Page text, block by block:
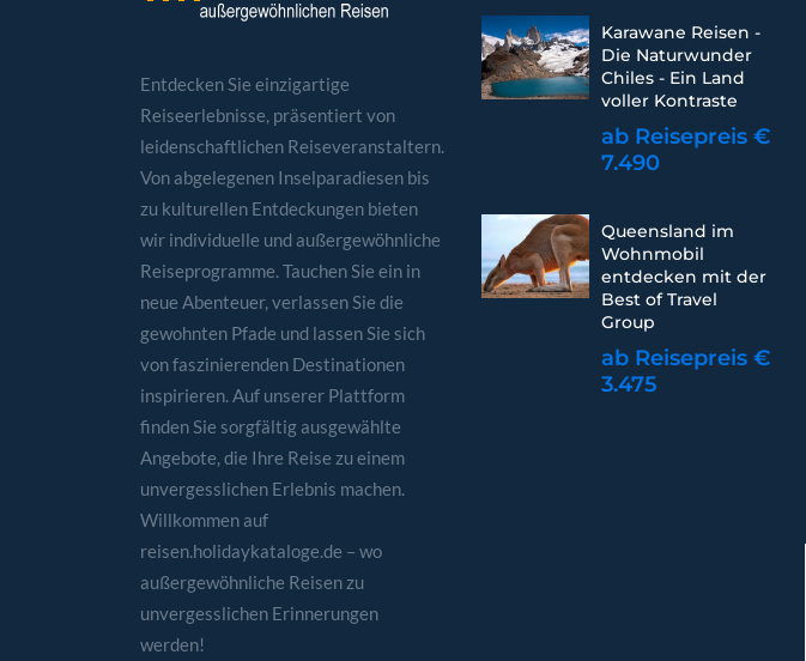
Entdecken Sie einzigartige
Reiseerlebnisse, präsentiert von
leidenschaftlichen Reiseveranstaltern.
Von abgelegenen Inselparadiesen bis
zu kulturellen Entdeckungen bieten
wir individuelle und außergewöhnliche
Reiseprogramme. Tauchen Sie ein in
neue Abenteuer, verlassen Sie die
gewohnten Pfade und lassen Sie sich
von faszinierenden Destinationen
inspirieren. Auf unserer Plattform
finden Sie sorgfältig ausgewählte
Angebote, die Ihre Reise zu einem
unvergesslichen Erlebnis machen.
Willkommen auf
reisen.holidaykataloge.de – wo
außergewöhnliche Reisen zu
unvergesslichen Erinnerungen
werden!
Karawane Reisen -
Die Naturwunder
Chiles - Ein Land
voller Kontraste
ab Reisepreis €
7.490
Queensland im
Wohnmobil
entdecken mit der
Best of Travel
Group
ab Reisepreis €
3.475